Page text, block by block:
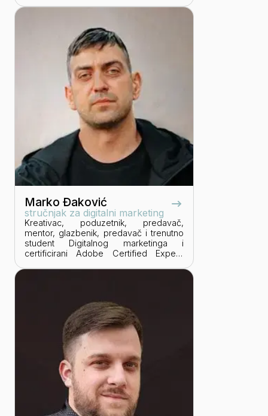
psihologiji prodaje. Buyers journey
najveći je fokus njegovog sadašnjeg
djelovanja, ali efikasno pokriva i
područja email marketinga, prodajna
pisma, tehnike i vještine prodaje i
prezentacija te druge management
vještine nužne top i srednjem
managementu. Vlasnik je Business
Klinike za coaching i poslovno
Marko Đaković
stručnjak za digitalni marketing
Kreativac, poduzetnik, predavač,
mentor, glazbenik, predavač i trenutno
student Digitalnog marketinga i
certificirani Adobe Certified Expert,
Design i Osječku Pivovaru.